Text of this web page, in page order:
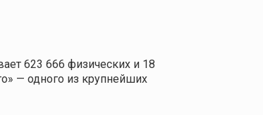
623 666 физических и 18
— одного из крупнейших